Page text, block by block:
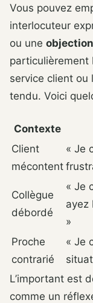
Vous pouvez
interlocuteur
ou une
particulièrement
service client ou
tendu. Voici
Contexte
Client
mécontent
« Je
Collègue
débordé
« Je
ayez
»
Proche
contrarié
« Je
L’important est
comme un